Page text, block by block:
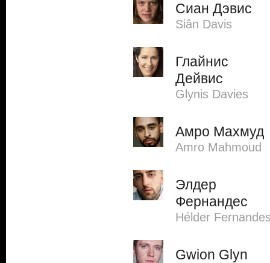
Сиан Дэвис
Siân Davis
Глайнис
Дейвис
Glynis Davies
Амро Махмуд
Amro Mahmoud
Элдер
Фернандес
Hélder
Gwion Glyn